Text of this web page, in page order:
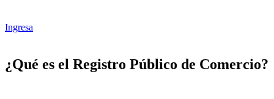
Ingresa
¿Qué es el Registro Público de Comercio?